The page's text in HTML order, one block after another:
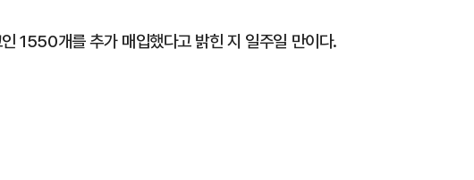
1550개를 추가 매입했다고 밝힌 지 일주일 만이다.